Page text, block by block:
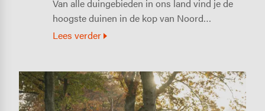
Van alle duingebieden in ons land vind je de
hoogste duinen in de kop van Noord…
Lees verder
Image